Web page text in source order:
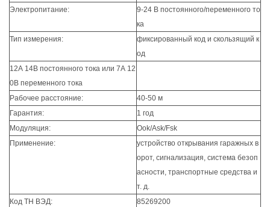
Электропитание:
9-24 В постоянного/переменного то
ка
Тип измерения:
фиксированный код и скользящий к
од
12А 14В постоянного тока или 7А 12
0В переменного тока
Рабочее расстояние:
40-50 м
Гарантия:
1 год
Модуляция:
Ook/Ask/Fsk
Применение:
устройство открывания гаражных в
орот, сигнализация, система безоп
асности, транспортные средства и
т. д.
Код ТН ВЭД:
85269200